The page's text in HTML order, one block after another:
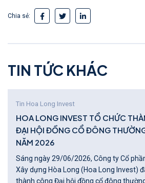
Chia sẻ:
TIN TỨC KHÁC
Tin Hoa Long Invest
HOA LONG INVEST TỔ CHỨC
ĐẠI HỘI ĐỒNG CỔ ĐÔNG
NĂM 2026
Sáng ngày 29/06/2026, Công ty Cổ
Xây dựng Hòa Long (Hoa Long Invest)
thành công Đại hội đồng cổ đông